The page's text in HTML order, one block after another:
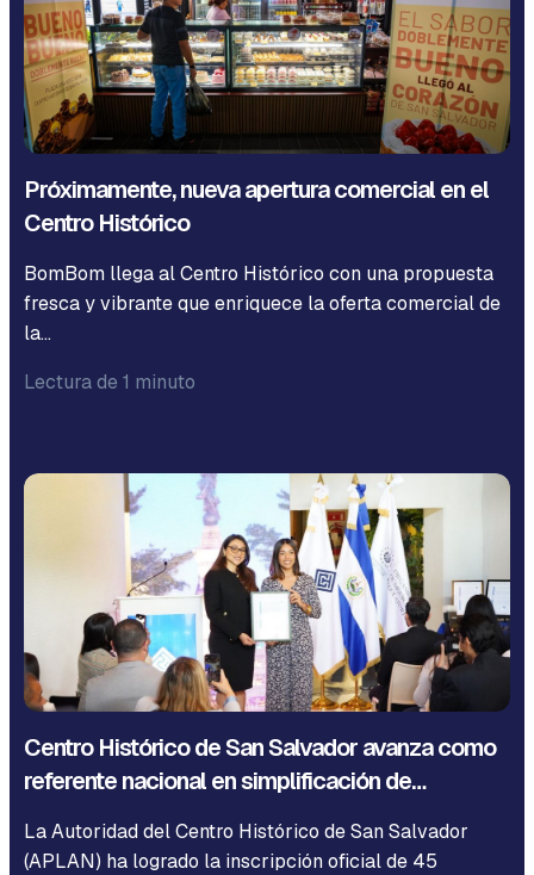
Próximamente, nueva apertura comercial en el
Centro Histórico
BomBom llega al Centro Histórico con una propuesta
fresca y vibrante que enriquece la oferta comercial de
la…
Lectura de 1 minuto
Centro Histórico de San Salvador avanza como
referente nacional en simplificación de…
La Autoridad del Centro Histórico de San Salvador
(APLAN) ha logrado la inscripción oficial de 45